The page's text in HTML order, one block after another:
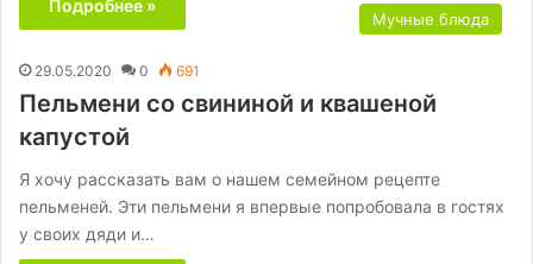
Подробнее »
Мучные блюда
29.05.2020 0 691
Пельмени со свининой и квашеной
капустой
Я хочу рассказать вам о нашем семейном рецепте
пельменей. Эти пельмени я впервые попробовала в гостях
у своих дяди и…